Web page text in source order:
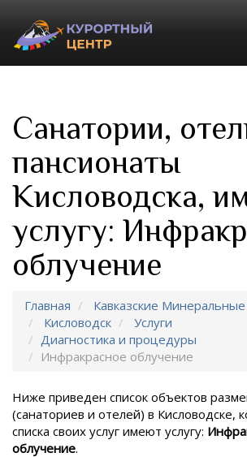
Санатории,
пансионаты
Кисловодска,
услугу:
облучение
Главная
Кавказские
Кисловодск
Услуги
Диагностика и процедуры
Инфракрасное облучение
Ниже приведен список объектов
(санаториев и отелей) в Кисловодске,
списка своих услуг имеют услугу:
облучение.